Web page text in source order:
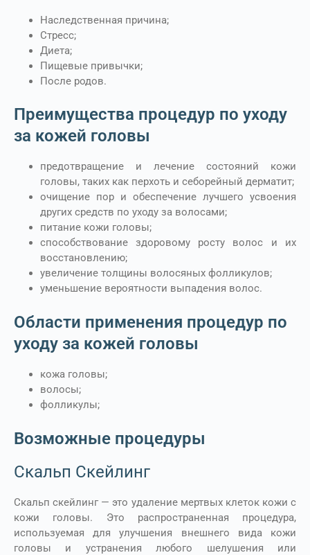
Наследственная причина;
Стресс;
Диета;
Пищевые привычки;
После родов.
Преимущества процедур по уходу
за кожей головы
предотвращение и лечение состояний кожи
головы, таких как перхоть и себорейный дерматит;
очищение пор и обеспечение лучшего усвоения
других средств по уходу за волосами;
питание кожи головы;
способствование здоровому росту волос и их
восстановлению;
увеличение толщины волосяных фолликулов;
уменьшение вероятности выпадения волос.
Области применения процедур по
уходу за кожей головы
кожа головы;
волосы;
фолликулы;
Возможные процедуры
Скальп Скейлинг
Скальп скейлинг — это удаление мертвых клеток кожи с
кожи головы. Это распространенная процедура,
используемая для улучшения внешнего вида кожи
головы и устранения любого шелушения или